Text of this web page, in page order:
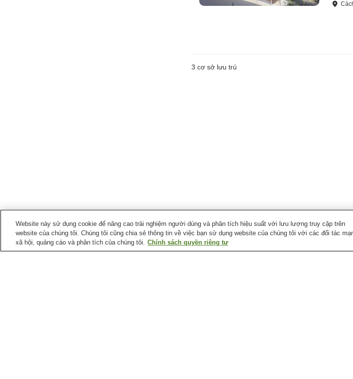
3 cơ sở lưu trú
Ga xe lửa tại Thị trấn Narashino
Website này sử dụng cookie để nâng cao trải nghiệm người dùng và phân tích hiệu suất với lưu lượng truy cập trên
website của chúng tôi. Chúng tôi cũng chia sẻ thông tin về việc bạn sử dụng website của chúng tôi với các đối tác
xã hội, quảng cáo và phân tích của chúng tôi. Chính sách quyền riêng tư